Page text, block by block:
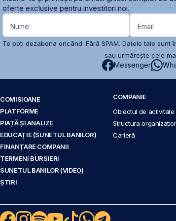
oferte exclusive pentru investitori noi.
Nume Email
Te poți dezabona oricând. Fără SPAM. Datele tale sunt
sau urmărește cele
Messenger
COMISIOANE
PLATFORME
PIAȚĂ ȘI ANALIZE
EDUCAȚIE (SUNETUL BANILOR)
FINANȚARE COMPANII
TERMENI BURSIERI
SUNETUL BANILOR (VIDEO)
ȘTIRI
COMPANIE
Obiectul de activitate
Structura
Carieră